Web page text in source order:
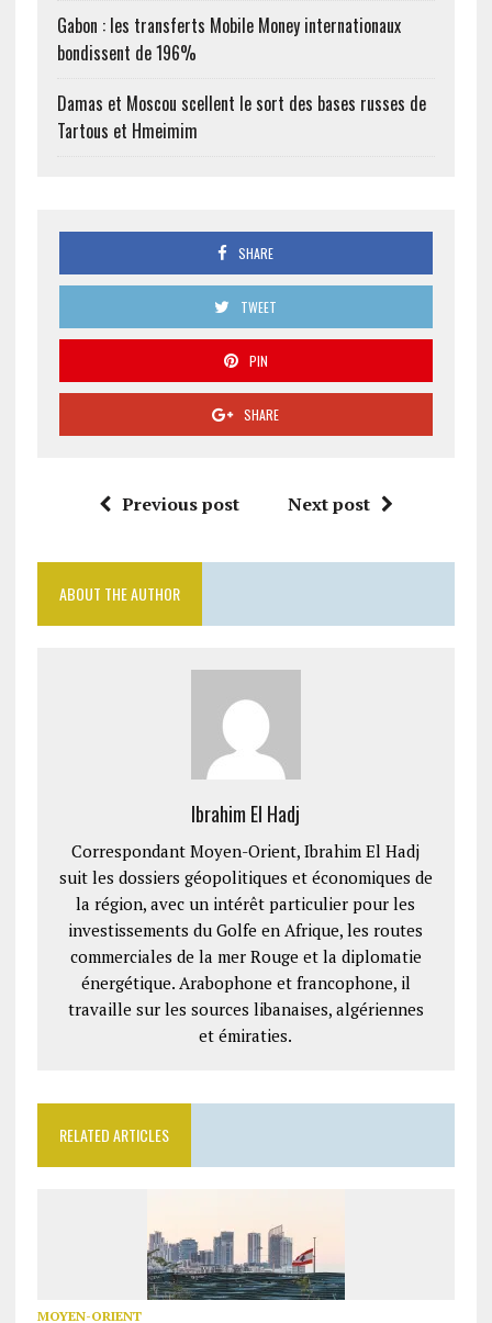
Gabon : les transferts Mobile Money internationaux
bondissent de 196%
Damas et Moscou scellent le sort des bases russes de
Tartous et Hmeimim
SHARE
TWEET
PIN
SHARE
Previous post Next post
ABOUT THE AUTHOR
Ibrahim El Hadj
Correspondant Moyen-Orient, Ibrahim El Hadj
suit les dossiers géopolitiques et économiques de
la région, avec un intérêt particulier pour les
investissements du Golfe en Afrique, les routes
commerciales de la mer Rouge et la diplomatie
énergétique. Arabophone et francophone, il
travaille sur les sources libanaises, algériennes
et émiraties.
RELATED ARTICLES
MOYEN-ORIENT